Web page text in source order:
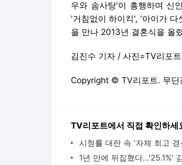
우와 솜사탕'이 흥행하며 신
'거침없이 하이킥', '아이가 다
을 만나 2013년 결혼식을 올
김진수 기자 / 사진=TV리포
Copyright © TV리포트. 무단
TV리포트에서 직접 확인하세